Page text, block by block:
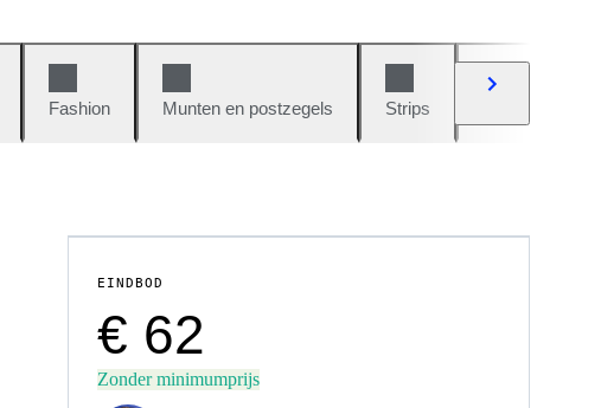
Fashion Munten en postzegels Strips
EINDBOD
€ 62
Zonder minimumprijs